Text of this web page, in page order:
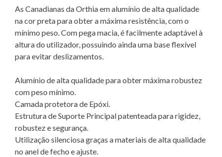
As Canadianas da Orthia em alumínio de alta qualidade
na cor preta para obter a máxima resistência, com o
mínimo peso. Com pega macia, é facilmente adaptável à
altura do utilizador, possuindo ainda uma base flexível
para evitar deslizamentos.
Alumínio de alta qualidade para obter máxima robustez
com peso mínimo.
Camada protetora de Epóxi.
Estrutura de Suporte Principal patenteada para rigidez,
robustez e segurança.
Utilização silenciosa graças a materiais de alta qualidade
no anel de fecho e ajuste.